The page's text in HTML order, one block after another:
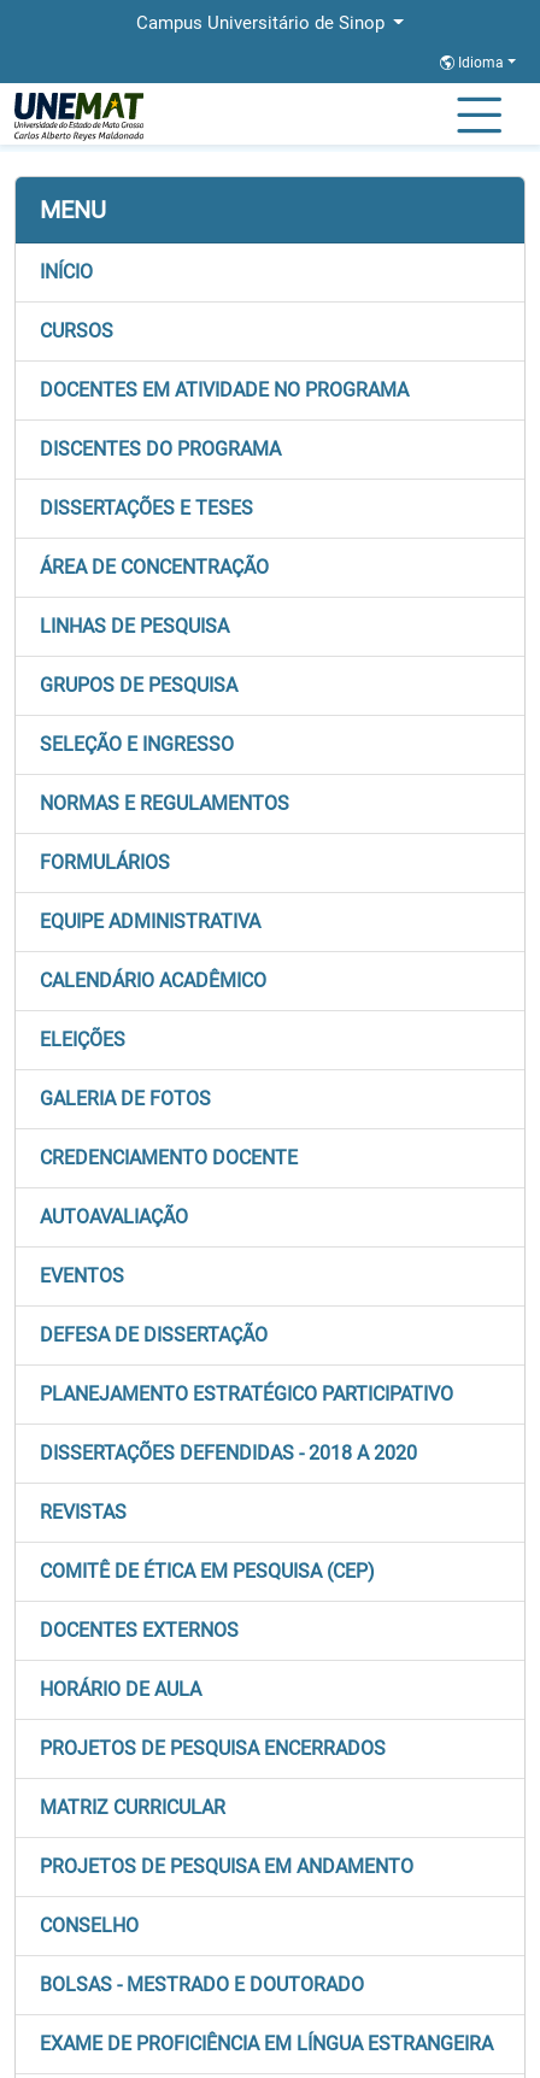
Campus Universitário de Sinop
Idioma
Página Inicial PPGLETRAS
MENU
INÍCIO
CURSOS
DOCENTES EM ATIVIDADE NO PROGRAMA
DISCENTES DO PROGRAMA
DISSERTAÇÕES E TESES
ÁREA DE CONCENTRAÇÃO
LINHAS DE PESQUISA
GRUPOS DE PESQUISA
SELEÇÃO E INGRESSO
NORMAS E REGULAMENTOS
FORMULÁRIOS
EQUIPE ADMINISTRATIVA
CALENDÁRIO ACADÊMICO
ELEIÇÕES
GALERIA DE FOTOS
CREDENCIAMENTO DOCENTE
AUTOAVALIAÇÃO
EVENTOS
DEFESA DE DISSERTAÇÃO
PLANEJAMENTO ESTRATÉGICO PARTICIPATIVO
DISSERTAÇÕES DEFENDIDAS - 2018 A 2020
REVISTAS
COMITÊ DE ÉTICA EM PESQUISA (CEP)
DOCENTES EXTERNOS
HORÁRIO DE AULA
PROJETOS DE PESQUISA ENCERRADOS
MATRIZ CURRICULAR
PROJETOS DE PESQUISA EM ANDAMENTO
CONSELHO
BOLSAS - MESTRADO E DOUTORADO
EXAME DE PROFICIÊNCIA EM LÍNGUA ESTRANGEIRA